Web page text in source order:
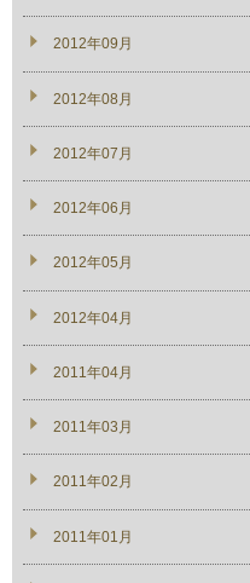
2012年09月
2012年08月
2012年07月
2012年06月
2012年05月
2012年04月
2011年04月
2011年03月
2011年02月
2011年01月